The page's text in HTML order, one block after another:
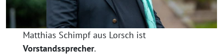
Matthias Schimpf aus Lorsch ist
Vorstandssprecher.